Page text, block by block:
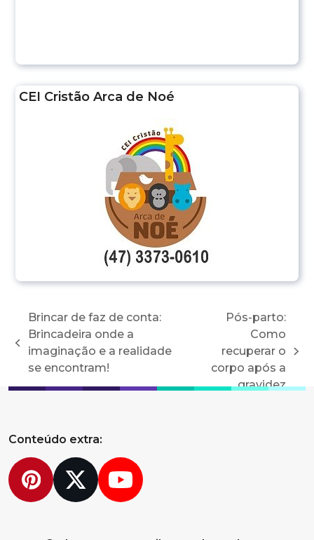
CEI Cristão Arca de Noé
previous
post:
Brincar de faz de conta:
Brincadeira onde a
imaginação e a realidade
se encontram!
post:
Pós-parto:
Como
recuperar o
corpo após a
gravidez
Conteúdo extra:
Pinterest
TwitterYouTube